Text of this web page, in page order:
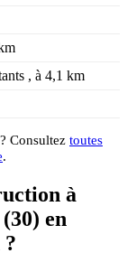
, à 4,1 km
Consultez toutes
.
à
en